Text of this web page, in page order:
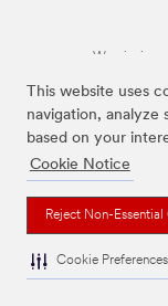
This website uses
navigation, analyze
based on your
Cookie Notice
Reject Non-
Cookie Preferences
Wymienione